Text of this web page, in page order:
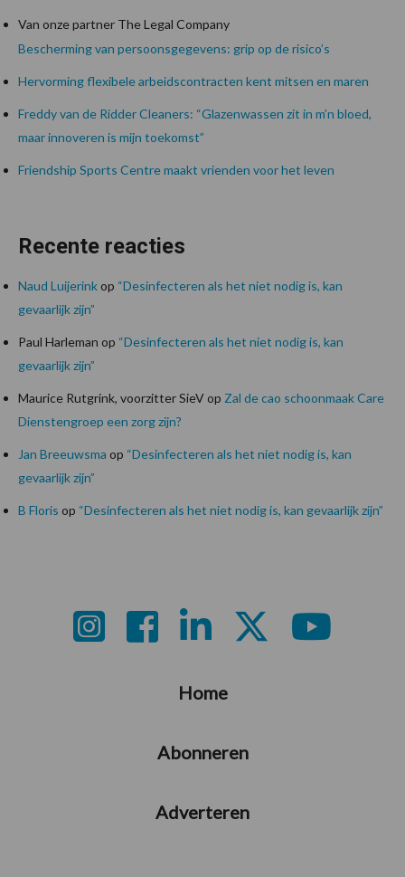
Van onze partner The Legal Company
Bescherming van persoonsgegevens: grip op de risico’s
Hervorming flexibele arbeidscontracten kent mitsen en maren
Freddy van de Ridder Cleaners: “Glazenwassen zit in m’n bloed,
maar innoveren is mijn toekomst”
Friendship Sports Centre maakt vrienden voor het leven
Recente reacties
Naud Luijerinkop “Desinfecteren als het niet nodig is, kan
gevaarlijk zijn”
Paul Harleman op “Desinfecteren als het niet nodig is, kan
gevaarlijk zijn”
Maurice Rutgrink, voorzitter SieVop Zal de cao schoonmaak Care
Dienstengroep een zorg zijn?
Jan Breeuwsma op “Desinfecteren als het niet nodig is, kan
gevaarlijk zijn”
B Floris op “Desinfecteren als het niet nodig is, kan gevaarlijk zijn”
Home
Abonneren
Adverteren